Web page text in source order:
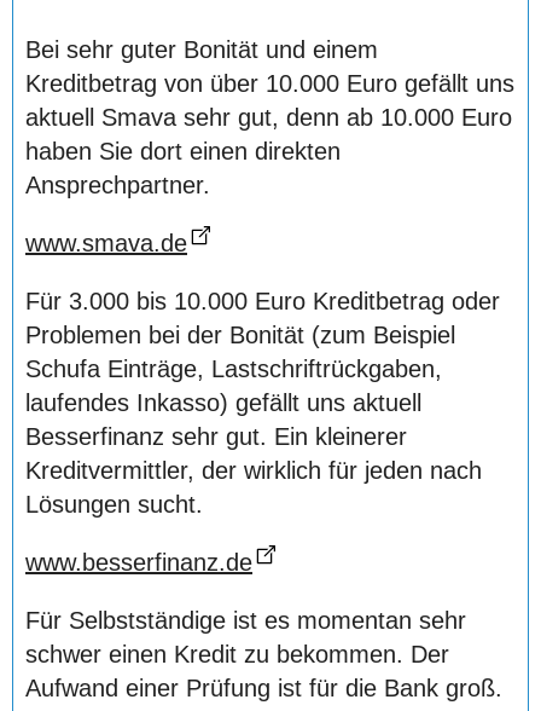
Bei sehr guter Bonität und einem
Kreditbetrag von über 10.000 Euro gefällt uns
aktuell Smava sehr gut, denn ab 10.000 Euro
haben Sie dort einen direkten
Ansprechpartner.
www.smava.de
Für 3.000 bis 10.000 Euro Kreditbetrag oder
Problemen bei der Bonität (zum Beispiel
Schufa Einträge, Lastschriftrückgaben,
laufendes Inkasso) gefällt uns aktuell
Besserfinanz sehr gut. Ein kleinerer
Kreditvermittler, der wirklich für jeden nach
Lösungen sucht.
www.besserfinanz.de
Für Selbstständige ist es momentan sehr
schwer einen Kredit zu bekommen. Der
Aufwand einer Prüfung ist für die Bank groß.